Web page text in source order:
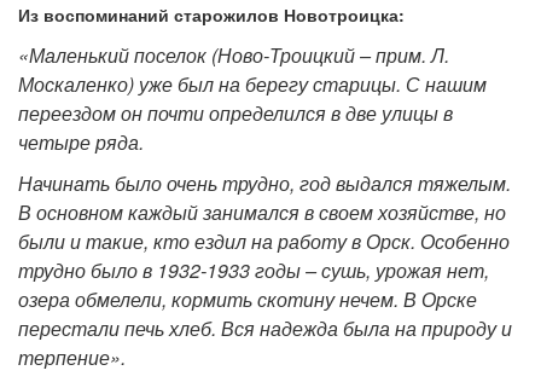
Из воспоминаний старожилов Новотроицка:
«Маленький поселок (Ново-Троицкий – прим. Л.
Москаленко) уже был на берегу старицы. С нашим
переездом он почти определился в две улицы в
четыре ряда.
Начинать было очень трудно, год выдался тяжелым.
В основном каждый занимался в своем хозяйстве, но
были и такие, кто ездил на работу в Орск. Особенно
трудно было в 1932-1933 годы – сушь, урожая нет,
озера обмелели, кормить скотину нечем. В Орске
перестали печь хлеб. Вся надежда была на природу и
терпение».